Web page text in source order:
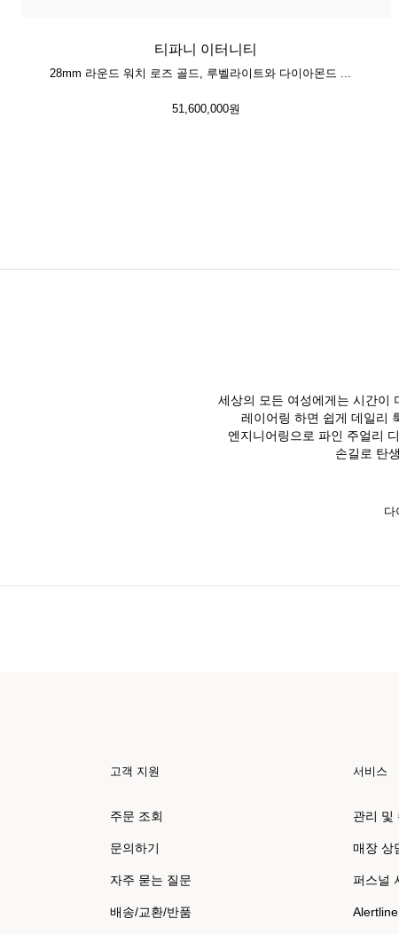
티파니 이터니티
28mm 라운드 워치 로즈 골드, 루벨라이트와 다이아몬드 세팅
51,600,000원
세상의 모든 여성에게는 시간이
레이어링 하면 쉽게 데일리
엔지니어링으로 파인 주얼리
손길로 탄
다
고객 지원
주문 조회
문의하기
자주 묻는 질문
배송/교환/반품
서비스
관리 및
매장 상
퍼스널
Alertline